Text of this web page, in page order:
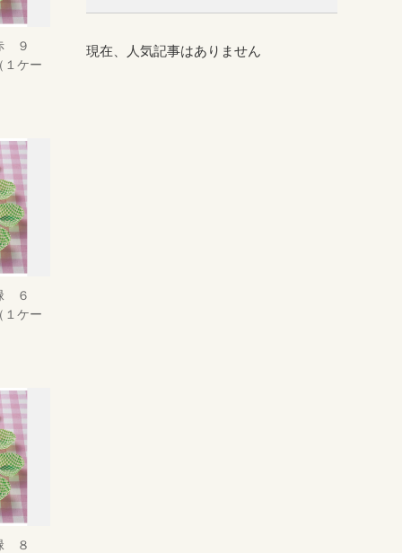
９
ケー
６
ケー
８
現在、人気記事はありません